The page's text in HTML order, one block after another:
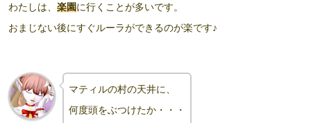
わたしは、 楽園に行くことが多いです。
おまじない後にすぐルーラができるのが楽です♪
マティルの村の天井に、
何度頭をぶつけたか・・・